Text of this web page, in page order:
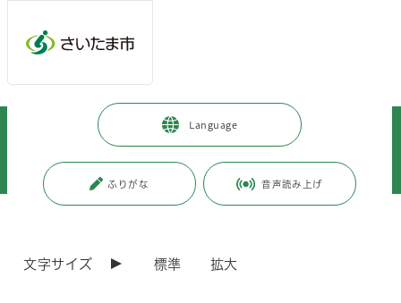
Language
ふりがな 音声読み上げ
文字サイズ 標準 拡大
市政情報 広報・報道 > 記者への情報提供
>
を実施します
（令和7年9月10日発表）「令和7年度さいたま市